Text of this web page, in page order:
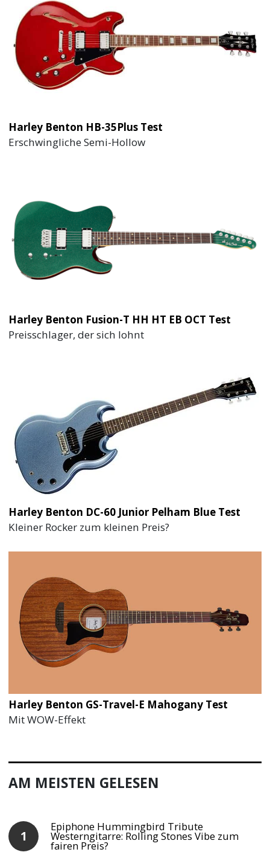
Harley Benton HB-35Plus Test
Erschwingliche Semi-Hollow
Harley Benton Fusion-T HH HT EB OCT Test
Preisschlager, der sich lohnt
Harley Benton DC-60 Junior Pelham Blue Test
Kleiner Rocker zum kleinen Preis?
Harley Benton GS-Travel-E Mahogany Test
Mit WOW-Effekt
AM MEISTEN GELESEN
Epiphone Hummingbird Tribute
Westerngitarre: Rolling Stones Vibe zum
fairen Preis?